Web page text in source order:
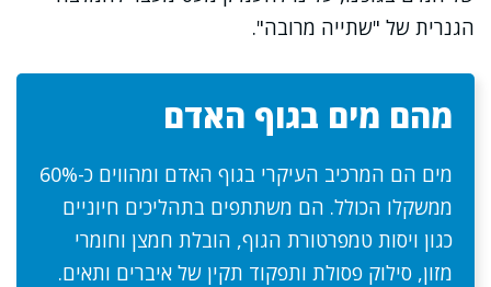
הגנרית של "שתייה מרובה".
מהם מים בגוף האדם
מים הם המרכיב העיקרי בגוף האדם ומהווים כ-60%
ממשקלו הכולל. הם משתתפים בתהליכים חיוניים
כגון ויסות טמפרטורת הגוף, הובלת חמצן וחומרי
מזון, סילוק פסולת ותפקוד תקין של איברים ותאים.